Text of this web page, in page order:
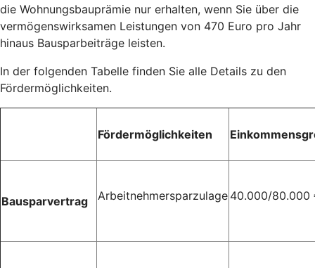
die Wohnungsbauprämie nur erhalten, wenn Sie über die
vermögenswirksamen Leistungen von 470 Euro pro Jahr
hinaus Bausparbeiträge leisten.
In der folgenden Tabelle finden Sie alle Details zu den
Fördermöglichkeiten.
Fördermöglichkeiten
Bausparvertrag Arbeitnehmersparzulage 40.000/80.000